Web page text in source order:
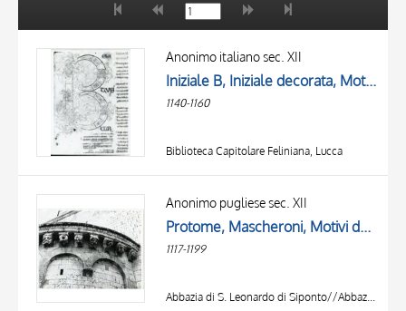
AUTORE
LOCALIZZAZIONE
20 RISULTATI
Anonimo italiano sec. XII
Iniziale B, Iniziale decorata, Motivi decorativi vegetali e zoomorfi, Intreccio, Mascheroni
1140-1160
Biblioteca Capitolare Feliniana, Lucca
Anonimo pugliese sec. XII
Protome, Mascheroni, Motivi decorativi fitomorfi
1117-1199
Abbazia di S. Leonardo di Siponto//Abbazia di Lama Velara, Manfredonia